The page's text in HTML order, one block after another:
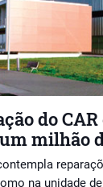
do
milhão
na unidade